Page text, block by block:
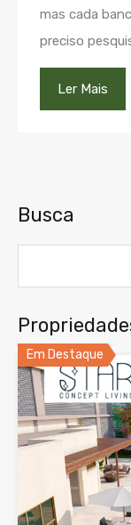
mas cada
preciso
Ler Mais
Busca
Em Destaque